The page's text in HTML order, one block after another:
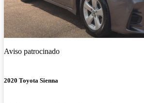
Aviso patrocinado
2020 Toyota Sienna